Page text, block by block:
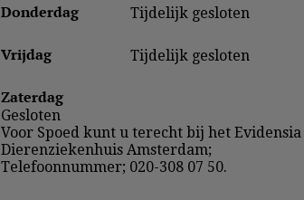
Donderdag Tijdelijk gesloten
Vrijdag Tijdelijk gesloten
Zaterdag
Gesloten
Voor Spoed kunt u terecht bij het Evidensia
Dierenziekenhuis Amsterdam;
Telefoonnummer; 020-308 07 50.